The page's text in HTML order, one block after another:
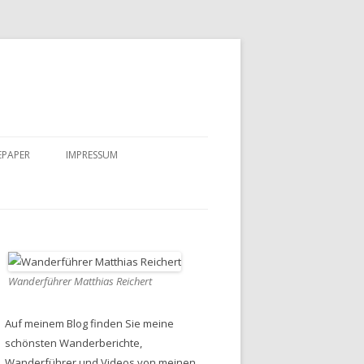
IMPRESSUM
Wanderführer Matthias Reichert
Auf meinem Blog finden Sie meine
schönsten Wanderberichte,